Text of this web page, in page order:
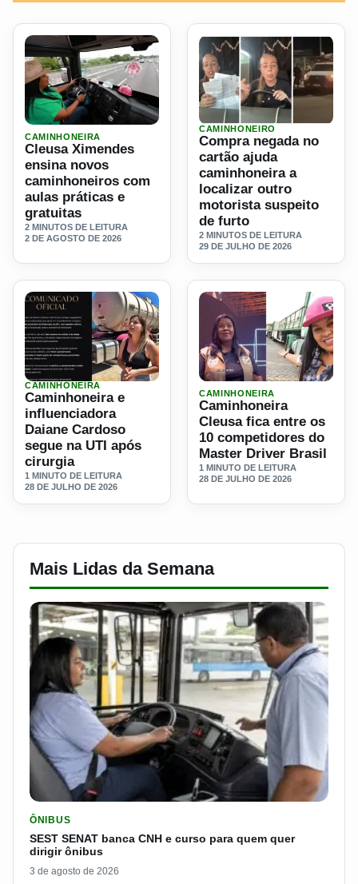
Ler materia: Cleusa Ximendes ensina novos
CAMINHONEIRA
Cleusa Ximendes
ensina novos
caminhoneiros com
aulas práticas e
gratuitas
2 MINUTOS DE LEITURA
2 DE AGOSTO DE 2026
Ler materia: Compra
CAMINHONEIRO
Compra negada no
cartão ajuda
caminhoneira a
localizar outro
motorista suspeito
de furto
2 MINUTOS DE LEITURA
29 DE JULHO DE 2026
Ler materia: Caminhoneira e influenciadora Daiane
CAMINHONEIRA
Caminhoneira e
influenciadora
Daiane Cardoso
segue na UTI após
cirurgia
1 MINUTO DE LEITURA
28 DE JULHO DE 2026
Ler materia: Caminhoneira
CAMINHONEIRA
Caminhoneira
Cleusa fica entre os
10 competidores do
Master Driver Brasil
1 MINUTO DE LEITURA
28 DE JULHO DE 2026
Mais Lidas da Semana
ÔNIBUS
SEST SENAT banca CNH e curso para quem quer
dirigir ônibus
3 de agosto de 2026